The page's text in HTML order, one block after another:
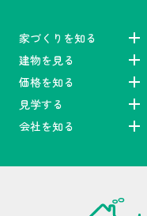
家づくりを知る
建物を見る
価格を知る
見学する
会社を知る